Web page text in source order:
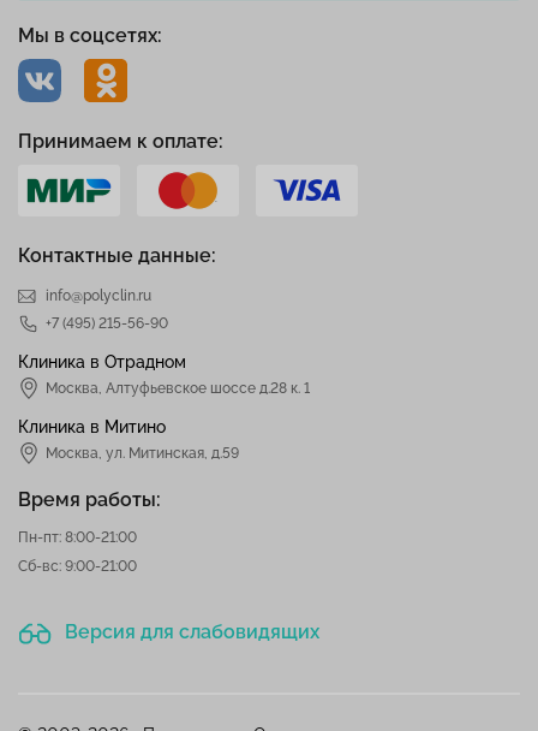
Контактные данные:
info@polyclin.ru
+7 (495) 215-56-90
Клиника в Отрадном
Москва Алтуфьевское шоссе д.28 к. 1
Клиника в Митино
Москва, ул. Митинская, д.59
Время работы:
Пн-пт: 8:00-21:00
Сб-вс: 9:00-21:00
Мы в соцсетях:
Версия для слабовидящих
Принимаем к оплате: